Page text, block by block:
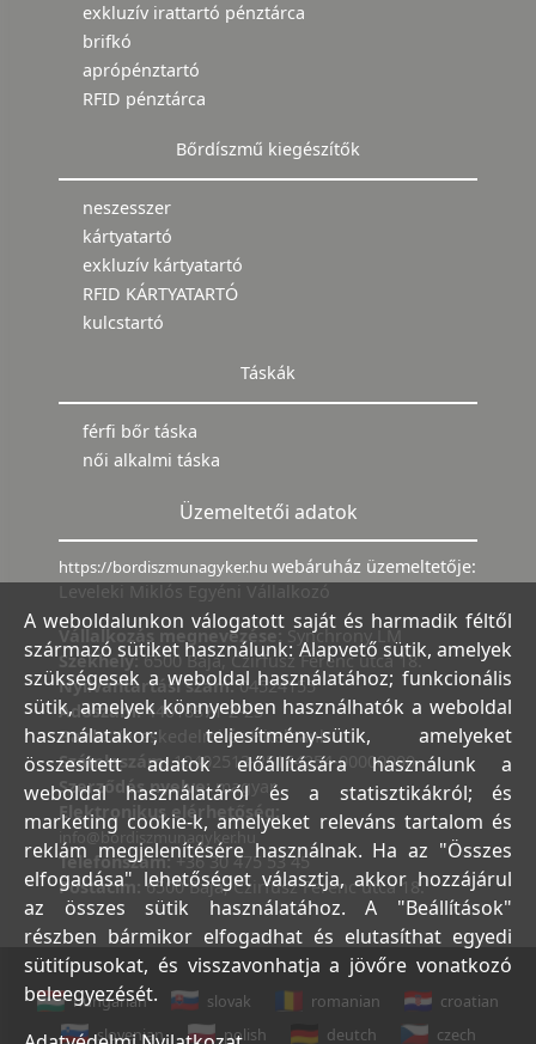
exkluzív irattartó pénztárca
brifkó
aprópénztartó
RFID pénztárca
Bőrdíszmű kiegészítők
neszesszer
kártyatartó
exkluzív kártyatartó
RFID KÁRTYATARTÓ
kulcstartó
Táskák
férfi bőr táska
női alkalmi táska
Üzemeltetői adatok
https://bordiszmunagyker.hu webáruház üzemeltetője:
Leveleki Miklós Egyéni Vállalkozó
Vállalkozás megnevezése: Synchrony LM
Székhely:6500 Baja, Czirfusz Ferenc utca 18.
Nyilvántartási szám:04524155
Adószám:44018371-2-23
Bank:Kereskedelmi és Hitelbank
Számlaszám:10402513-25154254-00000000
Szerződés nyelve:magyar
Elektronikus elérhetőség:
info@bordiszmunagyker.hu
Telefonszám: +36 30 475 53 45
Postacím:6500 Baja, Czirfusz Ferenc utca 18.
hungarian slovak romanian
croatian
slovenian
polish deutch czech
A weboldalunkon válogatott saját és harmadik féltől
származó sütiket használunk: Alapvető sütik, amelyek
szükségesek a weboldal használatához; funkcionális
sütik, amelyek könnyebben használhatók a weboldal
használatakor; teljesítmény-sütik, amelyeket
összesített adatok előállítására használunk a
weboldal használatáról és a statisztikákról; és
marketing cookie-k, amelyeket releváns tartalom és
reklám megjelenítésére használnak. Ha az "Összes
elfogadása" lehetőséget választja, akkor hozzájárul
az összes sütik használatához. A "Beállítások"
részben bármikor elfogadhat és elutasíthat egyedi
sütitípusokat, és visszavonhatja a jövőre vonatkozó
beleegyezését.